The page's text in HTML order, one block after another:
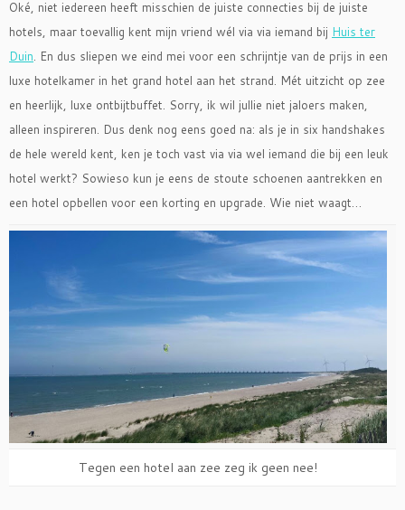
Oké, niet iedereen heeft misschien de juiste connecties bij de juiste
hotels, maar toevallig kent mijn vriend wél via via iemand bij Huis ter
Duin. En dus sliepen we eind mei voor een schrijntje van de prijs in een
luxe hotelkamer in het grand hotel aan het strand. Mét uitzicht op zee
en heerlijk, luxe ontbijtbuffet. Sorry, ik wil jullie niet jaloers maken,
alleen inspireren. Dus denk nog eens goed na: als je in six handshakes
de hele wereld kent, ken je toch vast via via wel iemand die bij een leuk
hotel werkt? Sowieso kun je eens de stoute schoenen aantrekken en
een hotel opbellen voor een korting en upgrade. Wie niet waagt…
Tegen een hotel aan zee zeg ik geen nee!